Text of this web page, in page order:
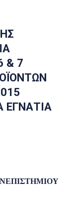
& 7
ΕΓΝΑΤΙΑ